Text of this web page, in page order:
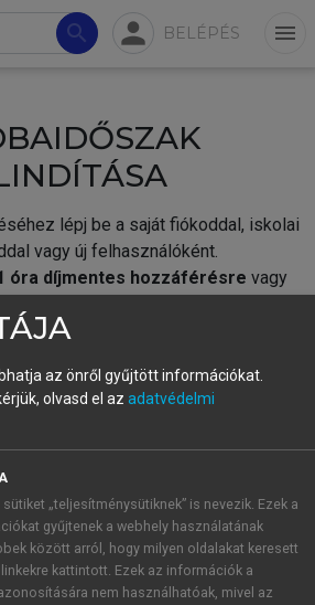
search person BELÉPÉS menu
lépj be a saját fiókoddal, iskolai
vagy új felhasználóként.
óra díjmentes hozzáférésre vagy
vagy hozz létre új fiókot.
próbaidőszakautomatikusan
FIÓKKAL
az önről gyűjtött információkat.
olvasd el az adatvédelmi
„teljesítménysütiknek” is nevezik. Ezek a
gyűjtenek a webhely használatának
között arról, hogy milyen oldalakat keresett
kattintott. Ezek az információk a
nem használhatóak, mivel az